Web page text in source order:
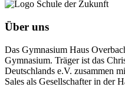
Über uns
Das Gymnasium Haus
Gymnasium. Träger ist das
Deutschlands e.V. zusammen
Sales als Gesellschafter in der